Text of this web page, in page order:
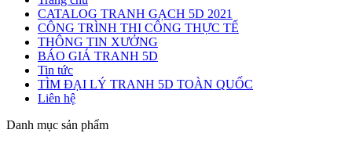
CATALOG TRANH GẠCH 5D 2021
CÔNG TRÌNH THI CÔNG THỰC TẾ
THÔNG TIN XƯỞNG
BÁO GIÁ TRANH 5D
Tin tức
TÌM ĐẠI LÝ TRANH 5D TOÀN QUỐC
Liên hệ
Danh mục sản phẩm